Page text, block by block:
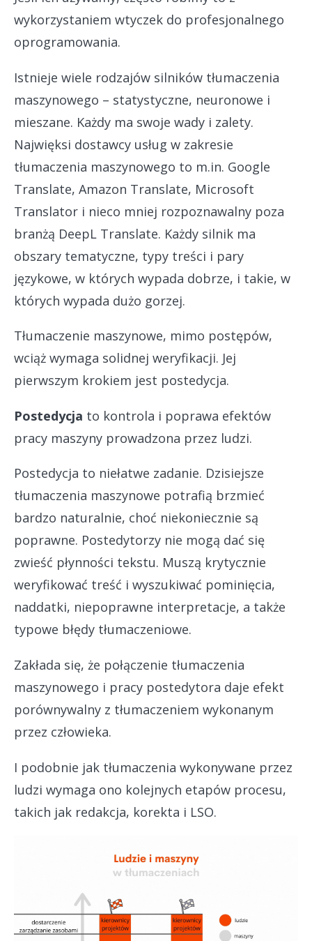
wykorzystaniem wtyczek do profesjonalnego
oprogramowania.
Istnieje wiele rodzajów silników tłumaczenia
maszynowego – statystyczne, neuronowe i
mieszane. Każdy ma swoje wady i zalety.
Najwięksi dostawcy usług w zakresie
tłumaczenia maszynowego to m.in. Google
Translate, Amazon Translate, Microsoft
Translator i nieco mniej rozpoznawalny poza
branżą DeepL Translate. Każdy silnik ma
obszary tematyczne, typy treści i pary
językowe, w których wypada dobrze, i takie, w
których wypada dużo gorzej.
Tłumaczenie maszynowe, mimo postępów,
wciąż wymaga solidnej weryfikacji. Jej
pierwszym krokiem jest postedycja.
Postedycja to kontrola i poprawa efektów
pracy maszyny prowadzona przez ludzi.
Postedycja to niełatwe zadanie. Dzisiejsze
tłumaczenia maszynowe potrafią brzmieć
bardzo naturalnie, choć niekoniecznie są
poprawne. Postedytorzy nie mogą dać się
zwieść płynności tekstu. Muszą krytycznie
weryfikować treść i wyszukiwać pominięcia,
naddatki, niepoprawne interpretacje, a także
typowe błędy tłumaczeniowe.
Zakłada się, że połączenie tłumaczenia
maszynowego i pracy postedytora daje efekt
porównywalny z tłumaczeniem wykonanym
przez człowieka.
I podobnie jak tłumaczenia wykonywane przez
ludzi wymaga ono kolejnych etapów procesu,
takich jak redakcja, korekta i LSO.